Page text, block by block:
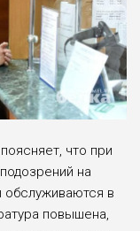
что при
на
обслуживаются в
повышена,